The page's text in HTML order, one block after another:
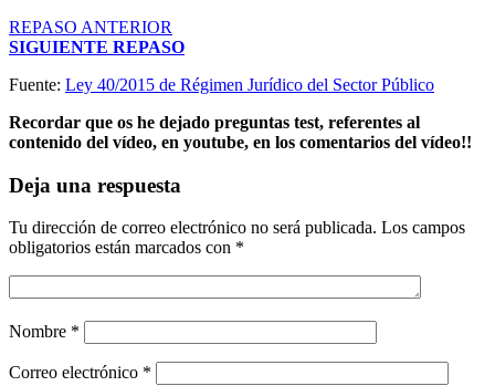
REPASO ANTERIOR
SIGUIENTE REPASO
Fuente: Ley 40/2015 de Régimen Jurídico del Sector Público
Recordar que os he dejado preguntas test, referentes al
contenido del vídeo, en youtube, en los comentarios del vídeo!!
Deja una respuesta
Tu dirección de correo electrónico no será publicada. Los campos
obligatorios están marcados con *
Nombre *
Correo electrónico *